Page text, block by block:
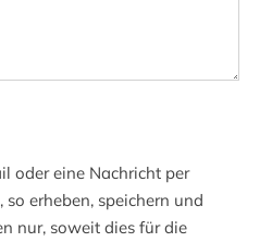
oder eine Nachricht per
erheben, speichern und
nur, soweit dies für die